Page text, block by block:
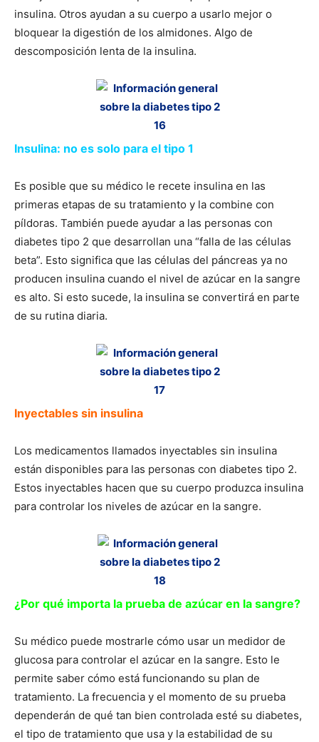
insulina. Otros ayudan a su cuerpo a usarlo mejor o
bloquear la digestión de los almidones. Algo de
descomposición lenta de la insulina.
Insulina: no es solo para el tipo 1
Es posible que su médico le recete insulina en las
primeras etapas de su tratamiento y la combine con
píldoras. También puede ayudar a las personas con
diabetes tipo 2 que desarrollan una “falla de las células
beta”. Esto significa que las células del páncreas ya no
producen insulina cuando el nivel de azúcar en la sangre
es alto. Si esto sucede, la insulina se convertirá en parte
de su rutina diaria.
Inyectables sin insulina
Los medicamentos llamados inyectables sin insulina
están disponibles para las personas con diabetes tipo 2.
Estos inyectables hacen que su cuerpo produzca insulina
para controlar los niveles de azúcar en la sangre.
¿Por qué importa la prueba de azúcar en la sangre?
Su médico puede mostrarle cómo usar un medidor de
glucosa para controlar el azúcar en la sangre. Esto le
permite saber cómo está funcionando su plan de
tratamiento. La frecuencia y el momento de su prueba
dependerán de qué tan bien controlada esté su diabetes,
el tipo de tratamiento que usa y la estabilidad de su